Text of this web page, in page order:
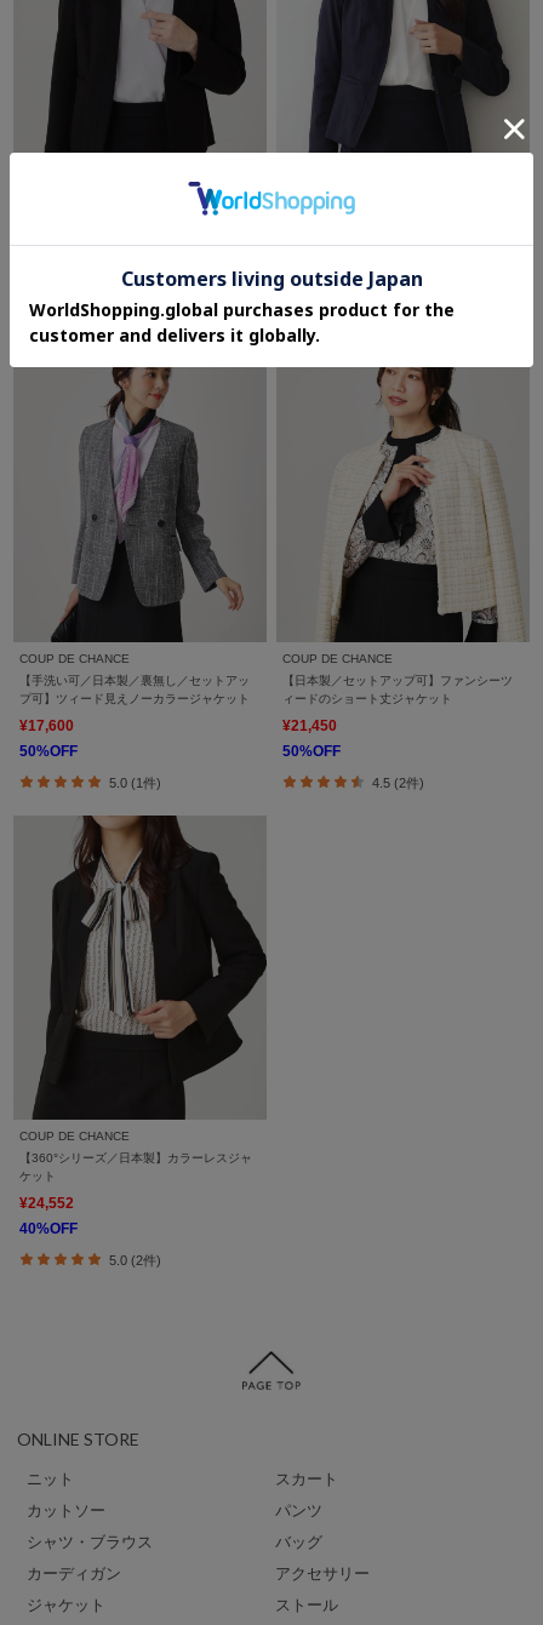
【日本製／セットアップ可】ジャージ素材
¥17,600
4.3 (3件)
【手洗い可／日本製】スェード調ノーカラ
¥14,850
50%OFF
5.0 (1件)
COUP DE CHANCE
【手洗い可／日本製／裏無し／セットアッ
プ可】ツィード見えノーカラージャケット
¥17,600
50%OFF
5.0 (1件)
COUP DE CHANCE
【日本製／セットアップ可】ファンシーツ
ィードのショート丈ジャケット
¥21,450
50%OFF
4.5 (2件)
COUP DE CHANCE
【360°シリーズ／日本製】カラーレスジャ
ケット
¥24,552
40%OFF
5.0 (2件)
ONLINE STORE
ニット
カットソー
シャツ・ブラウス
カーディガン
ジャケット
スカート
パンツ
バッグ
アクセサリー
ストール